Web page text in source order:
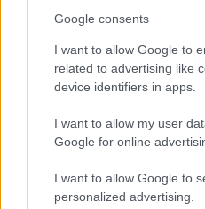
Google consents
I want to allow Google to
related to advertising like
device identifiers in apps.
I want to allow my user
Google for online
I want to allow Google to
personalized advertising.
κανονισμός για
σε διαμονή, σίτιση
ΔΥΠΑ: Ευκαιρία